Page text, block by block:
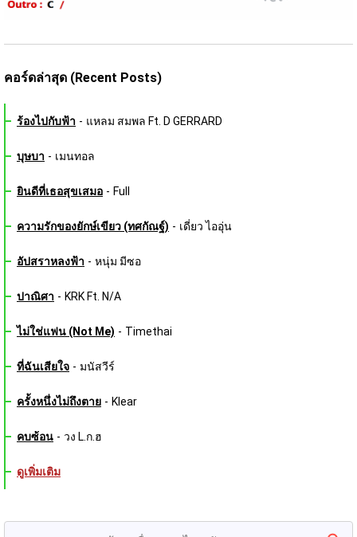
คอร์ดล่าสุด (Recent Posts)
ร้องไปกับฟ้า - แหลม สมพล Ft. D GERRARD
บุษบา - เมนทอล
ยินดีที่เธอสุขเสมอ - Full
ความรักของยักษ์เขียว (ทศกัณฐ์) - เดี่ยว ไออุ่น
อัปสราหลงฟ้า - หนุ่ม มีซอ
ปาณิศา - KRK Ft. N/A
ไม่ใช่แฟน (Not Me) - Timethai
ที่ฉันเสียใจ - มนัสวีร์
ครั้งหนึ่งไม่ถึงตาย - Klear
คบซ้อน - วง L.ก.ฮ
ดูเพิ่มเติม